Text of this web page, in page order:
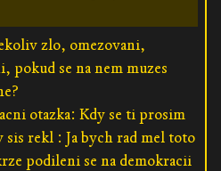
zlo, omezovani,
pokud se na nem muzes
otazka: Kdy se ti prosim
sis rekl : Ja bych rad mel toto
podileni se na demokracii